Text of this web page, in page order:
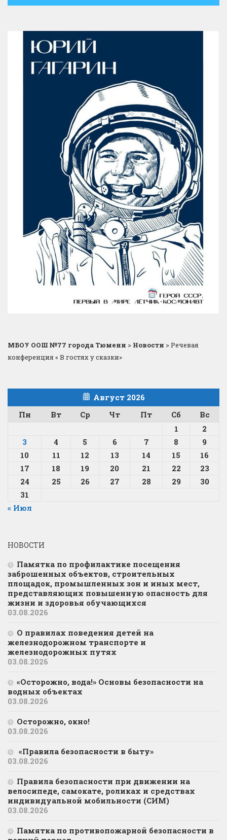
МБОУ ООШ №77 города Тюмени > Новости >Речевая
конференция « В гостях у сказки»
Август 2026
Пн
Вт Ср Чт Пт Сб
Вс
1
2
3
4 5 6 7 8
9
10
11 12 13 14 15
16
17
18 19 20 21 22
23
24
25 26 27 28 29
30
31
« Июл
НОВОСТИ
Памятка по профилактике посещения
заброшенных объектов, строительных
площадок, промышленных зон и иных мест,
представляющих повышенную опасность для
жизни и здоровья обучающихся
03.08.2026
О правилах поведения детей на
железнодорожном транспорте и
железнодорожных путях
03.08.2026
«Осторожно, вода!» Основы безопасности на
водных объектах
03.08.2026
Осторожно, окно!
03.08.2026
«Правила безопасности в быту»
03.08.2026
Правила безопасности при движении на
велосипеде, самокате, роликах и средствах
индивидуальной мобильности (СИМ)
03.08.2026
Памятка по противопожарной безопасности в